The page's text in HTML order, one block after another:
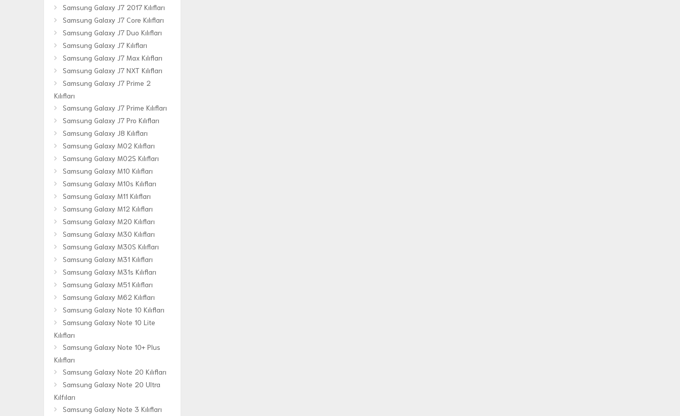
Samsung Galaxy J7 2017 Kılıfları
Samsung Galaxy J7 Core Kılıfları
Samsung Galaxy J7 Duo Kılıfları
Samsung Galaxy J7 Kılıfları
Samsung Galaxy J7 Max Kılıfları
Samsung Galaxy J7 NXT Kılıfları
Samsung Galaxy J7 Prime 2
Kılıfları
Samsung Galaxy J7 Prime Kılıfları
Samsung Galaxy J7 Pro Kılıfları
Samsung Galaxy J8 Kılıfları
Samsung Galaxy M02 Kılıfları
Samsung Galaxy M02S Kılıfları
Samsung Galaxy M10 Kılıfları
Samsung Galaxy M10s Kılıfları
Samsung Galaxy M11 Kılıfları
Samsung Galaxy M12 Kılıfları
Samsung Galaxy M20 Kılıfları
Samsung Galaxy M30 Kılıfları
Samsung Galaxy M30S Kılıfları
Samsung Galaxy M31 Kılıfları
Samsung Galaxy M31s Kılıfları
Samsung Galaxy M51 Kılıfları
Samsung Galaxy M62 Kılıfları
Samsung Galaxy Note 10 Kılıfları
Samsung Galaxy Note 10 Lite
Kılıfları
Samsung Galaxy Note 10+ Plus
Kılıfları
Samsung Galaxy Note 20 Kılıfları
Samsung Galaxy Note 20 Ultra
Kılfıları
Samsung Galaxy Note 3 Kılıfları